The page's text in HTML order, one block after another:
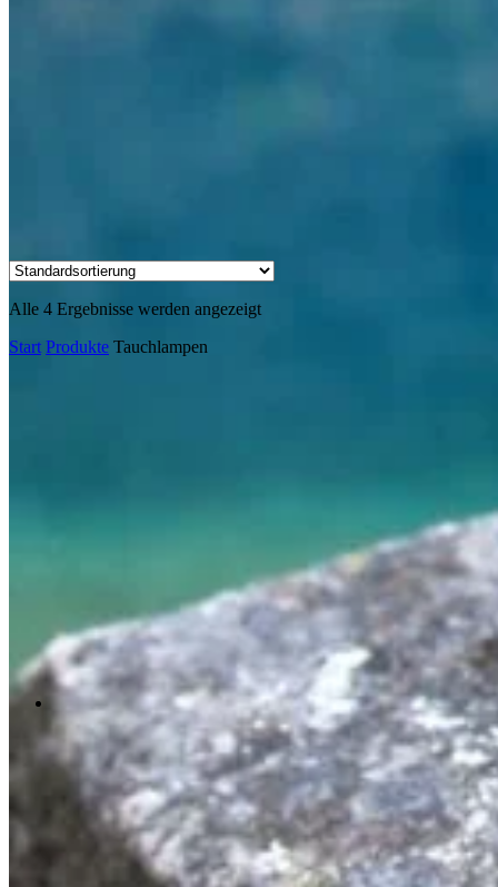
Alle 4 Ergebnisse werden angezeigt
Start Produkte Tauchlampen